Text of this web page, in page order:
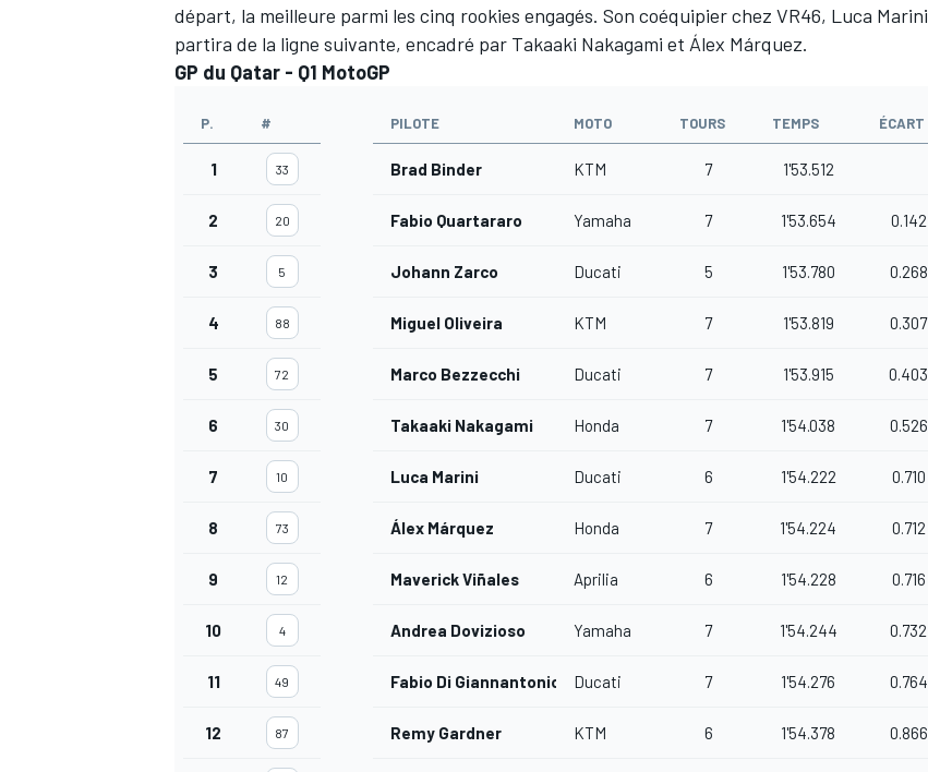
AUTRES CHAMPIONNATS
départ, la meilleure parmi les cinq rookies engagés. Son coéquipier chez VR46, Luca Marini
partira de la ligne suivante, encadré par Takaaki Nakagami et Álex Márquez.
GP du Qatar - Q1 MotoGP
P. # PILOTE MOTO TOURS TEMPS ÉCART
1 33 Brad Binder KTM 7 1'53.512
2 20 Fabio Quartararo Yamaha 7 1'53.654 0.142
3 5 Johann Zarco Ducati 5 1'53.780 0.268
4 88 Miguel Oliveira KTM 7 1'53.819 0.307
5 72 Marco Bezzecchi Ducati 7 1'53.915 0.403
6 30 Takaaki Nakagami Honda 7 1'54.038 0.526
7 10 Luca Marini Ducati 6 1'54.222 0.710
8 73 Álex Márquez Honda 7 1'54.224 0.712
9 12 Maverick Viñales Aprilia 6 1'54.228 0.716
10 4 Andrea Dovizioso Yamaha 7 1'54.244 0.732
11 49 Fabio Di Giannantonio Ducati 7 1'54.276 0.764
12 87 Remy Gardner KTM 6 1'54.378 0.866